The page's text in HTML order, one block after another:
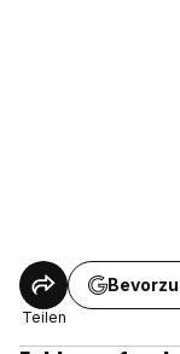
Teilen